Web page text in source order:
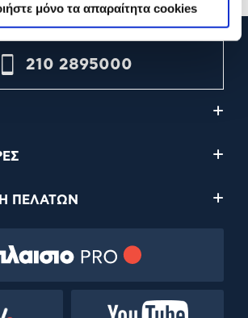
μόνο τα απαραίτητα cookies
210 2895000
ΠΕΛΑΤΩΝ